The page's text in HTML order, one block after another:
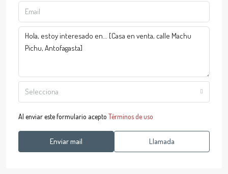
Selecciona
Al enviar este formulario acepto Términos de uso
Enviar mail Llamada